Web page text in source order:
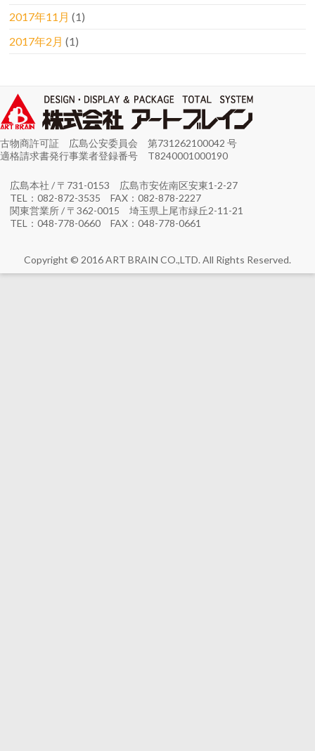
2017年11月 (1)
2017年2月 (1)
古物商許可証 広島公安委員会 第731262100042 号
適格請求書発行事業者登録番号 T8240001000190
広島本社 / 〒731-0153 広島市安佐南区安東1-2-27
TEL：082-872-3535 FAX：082-878-2227
関東営業所 / 〒362-0015 埼玉県上尾市緑丘2-11-21
TEL：048-778-0660 FAX：048-778-0661
Copyright © 2016 ART BRAIN CO.,LTD. All Rights Reserved.